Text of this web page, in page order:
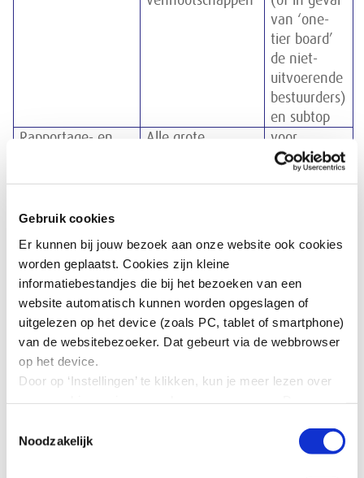
Gebruik cookies
Er kunnen bij jouw bezoek aan onze website ook cookies
worden geplaatst. Cookies zijn kleine
informatiebestandjes die bij het bezoeken van een
website automatisch kunnen worden opgeslagen of
uitgelezen op het device (zoals PC, tablet of smartphone)
van de websitebezoeker. Dat gebeurt via de webbrowser
op het device.
Door op ‘Instellingen’ te klikken, kun je meer lezen over
alle cookies zoals omschreven in onze cookieverklaring
in deze cookiebanner. Door op ‘Alleen noodzakelijke
Noodzakelijk
van ‘one-
tier board’
de niet-
uitvoerende
bestuurders)
en subtop
Rapportage- en
Alle grote
voor
bestuur, rvc
(of in geval
Als het bedrijf een beursgenoteerde vennootschap met
een statutaire zetel in Nederland is, is het
ingroeiquotum van toepassing voor de vennootschap
(bv en nv).
Onder het streefcijfer- en transparantiegedeelte van de
wet vallen alle naamloze en besloten